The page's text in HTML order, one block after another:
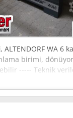
, ALTENDORF WA 6
birimi,
----- Teknik
mm, Yırtma
Ø: 315 mm,
/ 4,0 kW, Skorlama
nozulu Ø: Her biri 1